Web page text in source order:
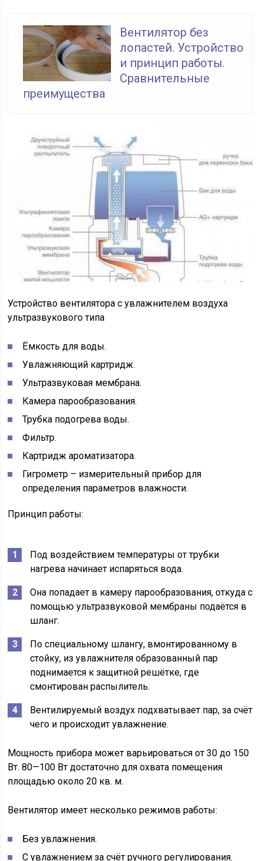
Вентилятор без
лопастей. Устройство
и принцип работы.
Сравнительные
преимущества
Устройство вентилятора с увлажнителем воздуха
ультразвукового типа
Ёмкость для воды.
Увлажняющий картридж.
Ультразвуковая мембрана.
Камера парообразования.
Трубка подогрева воды.
Фильтр.
Картридж ароматизатора.
Гигрометр – измерительный прибор для
определения параметров влажности.
Принцип работы:
Под воздействием температуры от трубки
нагрева начинает испаряться вода.
Она попадает в камеру парообразования, откуда с
помощью ультразвуковой мембраны подаётся в
шланг.
По специальному шлангу, вмонтированному в
стойку, из увлажнителя образованный пар
поднимается к защитной решётке, где
смонтирован распылитель.
Вентилируемый воздух подхватывает пар, за счёт
чего и происходит увлажнение.
Мощность прибора может варьироваться от 30 до 150
Вт. 80—100 Вт достаточно для охвата помещения
площадью около 20 кв. м.
Вентилятор имеет несколько режимов работы:
Без увлажнения.
С увлажнением за счёт ручного регулирования.